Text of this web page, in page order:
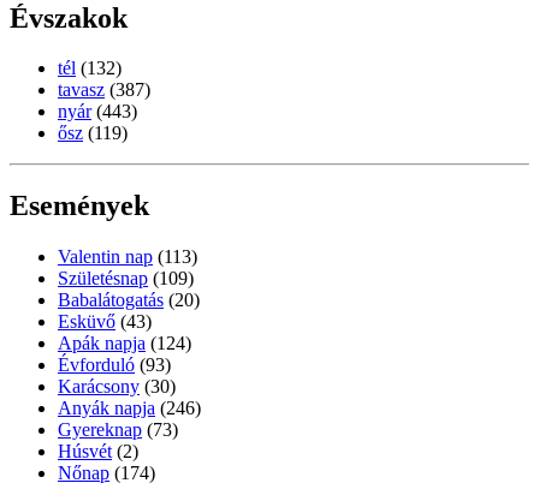
Évszakok
tél (132)
tavasz (387)
nyár (443)
ősz (119)
Események
Valentin nap (113)
Születésnap (109)
Babalátogatás (20)
Esküvő (43)
Apák napja (124)
Évforduló (93)
Karácsony (30)
Anyák napja (246)
Gyereknap (73)
Húsvét (2)
Nőnap (174)